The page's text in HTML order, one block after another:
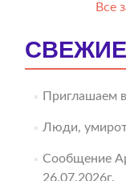
Все
Приглашаем
Люди,
Сообщение
26.07.2026г.